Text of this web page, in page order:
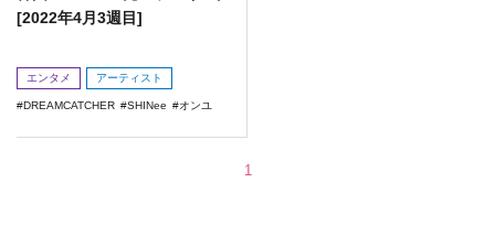
[2022年4月3週目]
エンタメ アーティスト
DREAMCATCHER SHINee オンユ
1